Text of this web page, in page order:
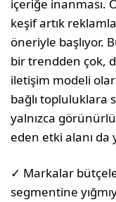
içeriğe inanması.
keşif artık
öneriyle başlıyor.
bir trendden çok,
iletişim modeli
bağlı topluluklara
yalnızca
eden etki alanı da
✓ Markalar
segmentine